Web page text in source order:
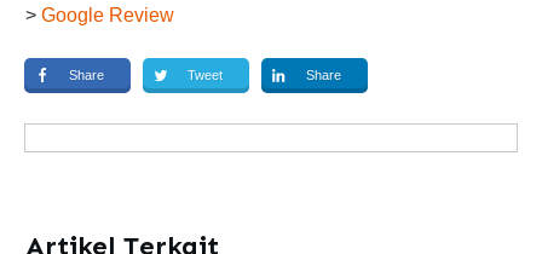
> Google Review
Share Tweet Share
Artikel Terkait